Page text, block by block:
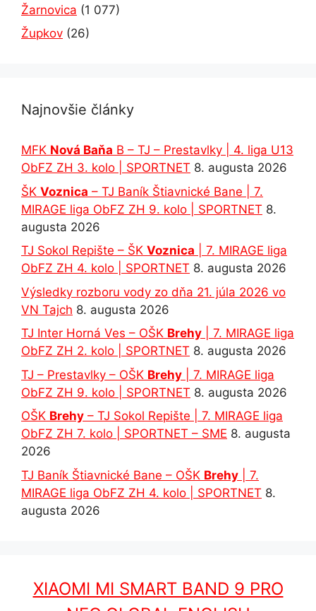
Žarnovica (1 077)
Župkov (26)
Najnovšie články
MFK Nová Baňa B – TJ – Prestavlky | 4. liga U13
ObFZ ZH 3. kolo | SPORTNET 8. augusta 2026
ŠK Voznica – TJ Baník Štiavnické Bane | 7.
MIRAGE liga ObFZ ZH 9. kolo | SPORTNET 8.
augusta 2026
TJ Sokol Repište – ŠK Voznica | 7. MIRAGE liga
ObFZ ZH 4. kolo | SPORTNET 8. augusta 2026
Výsledky rozboru vody zo dňa 21. júla 2026 vo
VN Tajch 8. augusta 2026
TJ Inter Horná Ves – OŠK Brehy | 7. MIRAGE liga
ObFZ ZH 2. kolo | SPORTNET 8. augusta 2026
TJ – Prestavlky – OŠK Brehy | 7. MIRAGE liga
ObFZ ZH 9. kolo | SPORTNET 8. augusta 2026
OŠK Brehy – TJ Sokol Repište | 7. MIRAGE liga
ObFZ ZH 7. kolo | SPORTNET – SME 8. augusta
2026
TJ Baník Štiavnické Bane – OŠK Brehy | 7.
MIRAGE liga ObFZ ZH 4. kolo | SPORTNET 8.
augusta 2026
XIAOMI MI SMART BAND 9 PRO